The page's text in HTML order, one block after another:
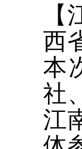
西
本
社
江